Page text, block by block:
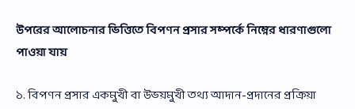
উপরের আলোচনার ভিত্তিতে বিপণন প্রসার সম্পর্কে নিম্নের ধারণাগুলো
পাওয়া যায়
১. বিপণন প্রসার একমুখী বা উভয়মুখী তথ্য আদান-প্রদানের প্রক্রিয়া